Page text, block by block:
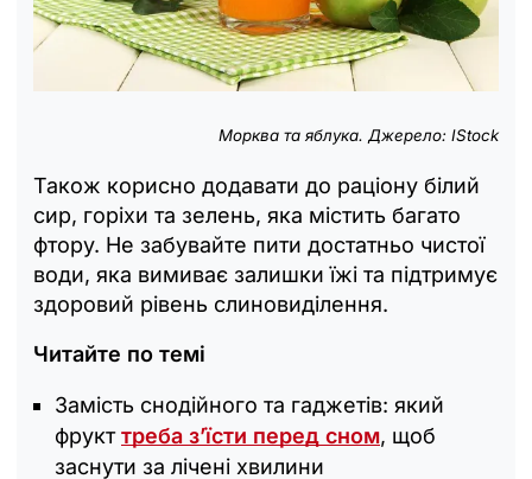
Морква та яблука. Джерело: IStock
Також корисно додавати до раціону білий
сир, горіхи та зелень, яка містить багато
фтору. Не забувайте пити достатньо чистої
води, яка вимиває залишки їжі та підтримує
здоровий рівень слиновиділення.
Читайте по темі
Замість снодійного та гаджетів: який
фрукттреба з’їсти перед сном, щоб
заснути за лічені хвилини